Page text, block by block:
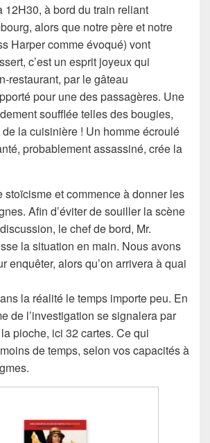
12H30, à bord du train reliant
alors que notre père et notre
Harper comme évoqué) vont
c’est un esprit joyeux qui
restaurant, par le gâteau
pour une des passagères. Une
soufflée telles des bougies,
la cuisinière ! Un homme écroulé
probablement assassiné, crée la
stoïcisme et commence à donner les
Afin d’éviter de souiller la scène
le chef de bord, Mr.
la situation en main. Nous avons
enquêter, alors qu’on arrivera à quai
la réalité le temps importe peu. En
de l’investigation se signalera par
pioche, ici 32 cartes. Ce qui
de temps, selon vos capacités à